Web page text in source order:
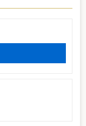
会見で、足利銀行問題で
評価に関してどのような
取りまとめたものを3月中